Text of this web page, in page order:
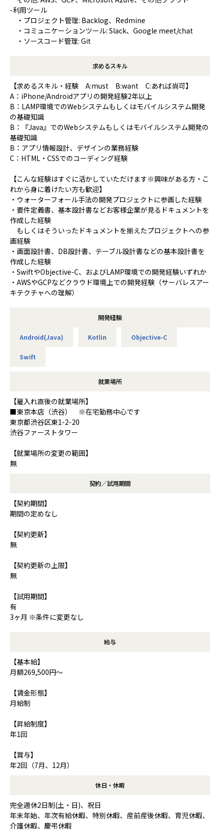
-利用ツール
・プロジェクト管理: Backlog、Redmine
・コミュニケーションツール: Slack、Google meet/chat
・ソースコード管理: Git
求めるスキル
【求めるスキル・経験 A:must B:want C:あれば尚可】
A：iPhone/Androidアプリの開発経験2年以上
B：LAMP環境でのWebシステムもしくはモバイルシステム開発
の基礎知識
B：『Java』でのWebシステムもしくはモバイルシステム開発の
基礎知識
B：アプリ情報設計、デザインの業務経験
C：HTML・CSSでのコーディング経験
【こんな経験はすぐに活かしていただけます※興味がある方・こ
れから身に着けたい方も歓迎】
・ウォーターフォール手法の開発プロジェクトに参画した経験
・要件定義書、基本設計書などお客様企業が見るドキュメントを
作成した経験
もしくはそういったドキュメントを揃えたプロジェクトへの参
画経験
・画面設計書、DB設計書、テーブル設計書などの基本設計書を
作成した経験
・SwiftやObjective-C、およびLAMP環境での開発経験いずれか
・AWSやGCPなどクラウド環境上での開発経験（サーバレスアー
キテクチャへの理解）
開発経験
Android(Java) Kotlin Objective-C
Swift
就業場所
【雇入れ直後の就業場所】
■東京本店（渋谷） ※在宅勤務中心です
東京都渋谷区東1-2-20
渋谷ファーストタワー
【就業場所の変更の範囲】
無
契約／試用期間
【契約期間】
期間の定めなし
【契約更新】
無
【契約更新の上限】
無
【試用期間】
有
3ヶ月 ※条件に変更なし
給与
【基本給】
月額269,500円～
【賃金形態】
月給制
【昇給制度】
年1回
【賞与】
年2回（7月、12月）
休日・休暇
完全週休2日制(土・日)、祝日
年末年始、年次有給休暇、特別休暇、産前産後休暇、育児休暇、
介護休暇、慶弔休暇